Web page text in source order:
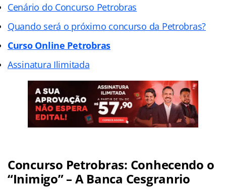
Cenário do Concurso Petrobras
Quando será o próximo concurso da Petrobras?
Curso Online Petrobras
Assinatura Ilimitada
Concurso Petrobras: Conhecendo o
“Inimigo” – A Banca Cesgranrio